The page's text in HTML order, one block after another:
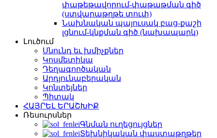
փաթեթավորում-փաթաթման գիծ
(ստվարաթղթե տուփ)
Նախնական պայուսակ բաց-քաշի
լցնում-կնքման գիծ (նախապարկ)
Լուծում
Սնունդ եւ խմիչքներ
Կոսմետիկա
Դեղագործական
Արդյունաբերական
Կոնտեյներ
Պիտակ
ՀԱՅՐԵԼ ԵՐԱՇԽԻՔ
Ռեսուրսներ
Գնման ուղեցույցներ
Տեխնիկական փաստաթղթեր